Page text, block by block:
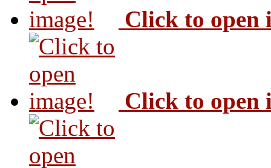
Click to open
Click to open